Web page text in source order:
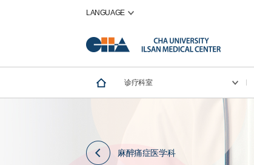
LANGUAGE
诊疗科室
麻醉痛症医学科